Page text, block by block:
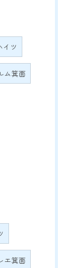
イツ
ム箕面
エ箕面